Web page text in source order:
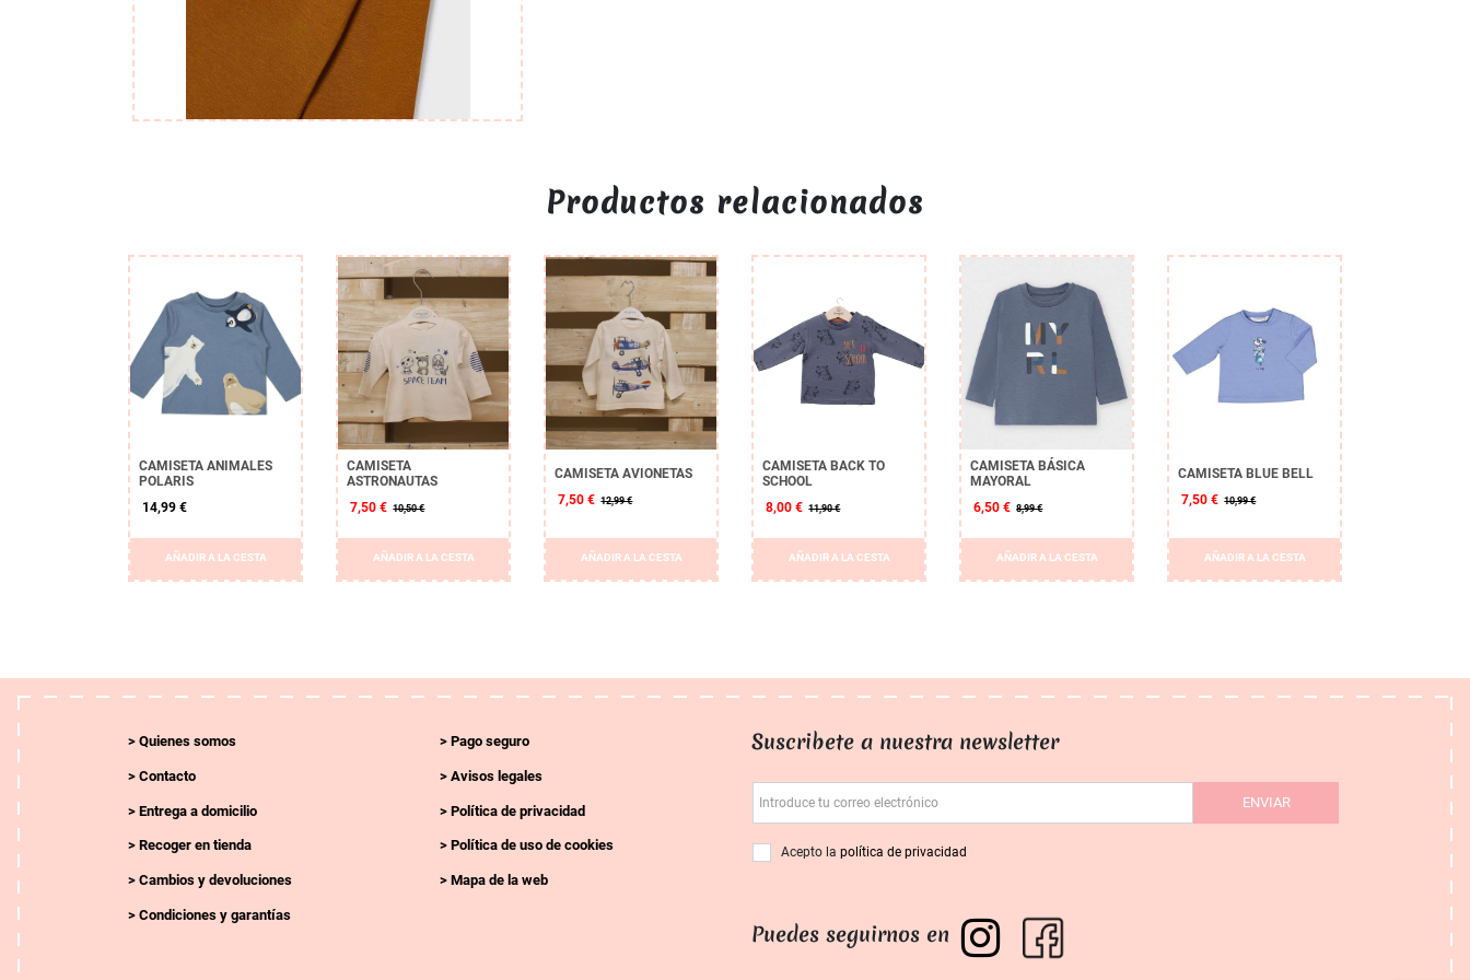
Productos relacionados
CAMISETA ANIMALES
POLARIS
14,99 €
AÑADIR A LA CESTA
CAMISETA
ASTRONAUTAS
7,50 € 10,50 €
AÑADIR A LA CESTA
CAMISETA AVIONETAS
7,50 € 12,99 €
AÑADIR A LA CESTA
CAMISETA BACK TO
SCHOOL
8,00 € 11,90 €
AÑADIR A LA CESTA
CAMISETA BÁSICA
MAYORAL
6,50 € 8,99 €
AÑADIR A LA CESTA
CAMISETA BLUE BELL
7,50 € 10,99 €
AÑADIR A LA CESTA
Quienes somos
Contacto
Entrega a domicilio
Recoger en tienda
Cambios y devoluciones
Condiciones y garantías
Pago seguro
Avisos legales
Política de privacidad
Política de uso de cookies
Mapa de la web
Suscribete a nuestra newsletter
Introduce tu correo electrónico ENVIAR
Acepto la política de privacidad
Puedes seguirnos en